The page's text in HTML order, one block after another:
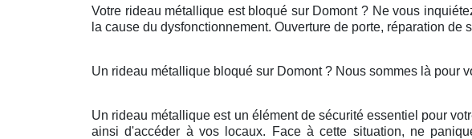
Votre rideau métallique est bloqué sur Domont ? Ne vous
la cause du dysfonctionnement. Ouverture de porte, réparation
Un rideau métallique bloqué sur Domont ? Nous sommes là pour
Un rideau métallique est un élément de sécurité essentiel pour
ainsi d'accéder à vos locaux. Face à cette situation, ne